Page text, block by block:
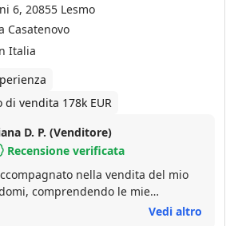
6, 20855 Lesmo
Casatenovo
Italia
di vendita 178k EUR
D. P. (Venditore)
Recensione verificata
nella vendita del mio
comprendendo le mie
fine dell'iter. È stata una persona
Vedi altro